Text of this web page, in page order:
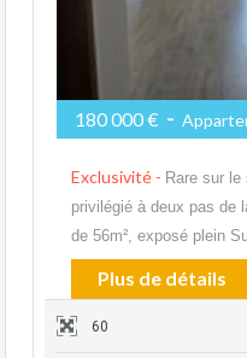
180 000 € -
Exclusivité - Rare sur le
privilégié à deux pas de
de 56m², exposé plein
Plus de détails
60